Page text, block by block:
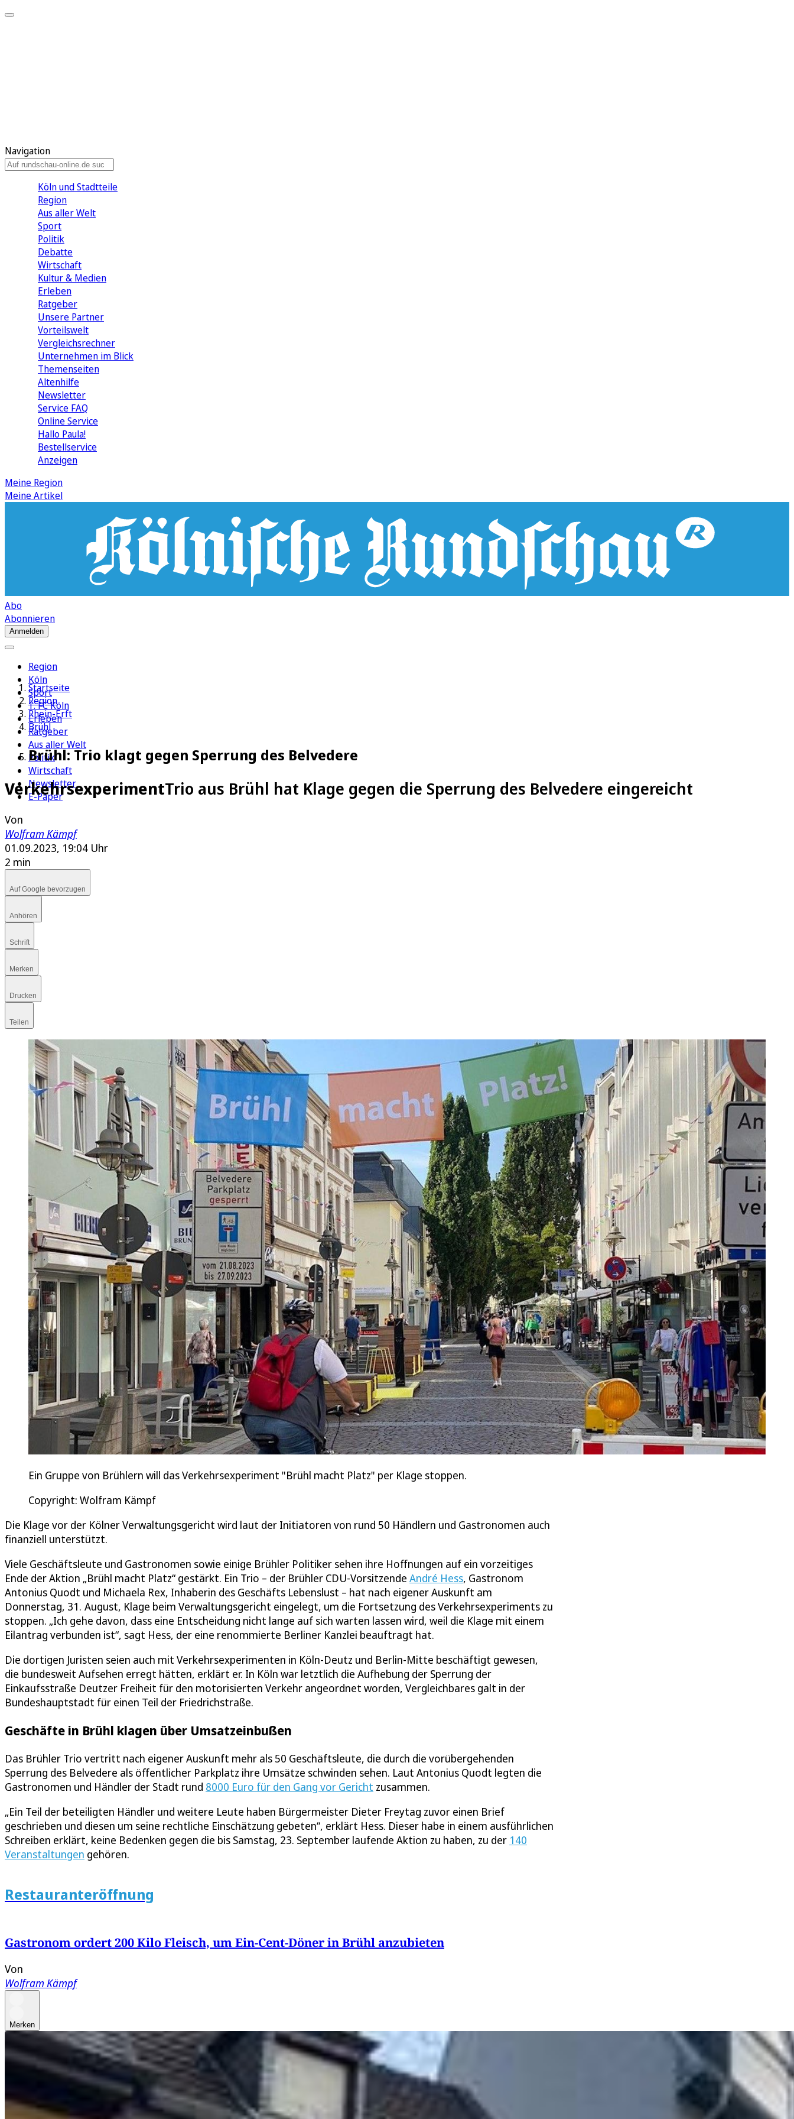
Navigation
Köln und Stadtteile
Region
Aus aller Welt
Sport
Politik
Debatte
Wirtschaft
Kultur & Medien
Erleben
Ratgeber
Unsere Partner
Vorteilswelt
Vergleichsrechner
Unternehmen im Blick
Themenseiten
Altenhilfe
Newsletter
Service FAQ
Online Service
Hallo Paula!
Bestellservice
Anzeigen
Meine Region
Meine Artikel
Abo
Abonnieren
Anmelden
Region
Köln
Sport
1. FC Köln
Erleben
Ratgeber
Aus aller Welt
Politik
Wirtschaft
Newsletter
E-Paper
Startseite
Region
Rhein-Erft
Brühl
Brühl: Trio klagt gegen Sperrung des Belvedere
VerkehrsexperimentTrio aus Brühl hat Klage gegen die Sperrung des Belvedere eingereicht
Von
Wolfram Kämpf
01.09.2023, 19:04 Uhr
2 min
Auf Google bevorzugen
Anhören
Schrift
Merken
Drucken
Teilen
Ein Gruppe von Brühlern will das Verkehrsexperiment "Brühl macht Platz" per Klage stoppen.
Copyright: Wolfram Kämpf
Die Klage vor der Kölner Verwaltungsgericht wird laut der Initiatoren von rund 50 Händlern und Gastronomen auch
finanziell unterstützt.
Viele Geschäftsleute und Gastronomen sowie einige Brühler Politiker sehen ihre Hoffnungen auf ein vorzeitiges
Ende der Aktion „Brühl macht Platz“ gestärkt. Ein Trio – der Brühler CDU-Vorsitzende André Hess, Gastronom
Antonius Quodt und Michaela Rex, Inhaberin des Geschäfts Lebenslust – hat nach eigener Auskunft am
Donnerstag, 31. August, Klage beim Verwaltungsgericht eingelegt, um die Fortsetzung des Verkehrsexperiments zu
stoppen. „Ich gehe davon, dass eine Entscheidung nicht lange auf sich warten lassen wird, weil die Klage mit einem
Eilantrag verbunden ist“, sagt Hess, der eine renommierte Berliner Kanzlei beauftragt hat.
Die dortigen Juristen seien auch mit Verkehrsexperimenten in Köln-Deutz und Berlin-Mitte beschäftigt gewesen,
die bundesweit Aufsehen erregt hätten, erklärt er. In Köln war letztlich die Aufhebung der Sperrung der
Einkaufsstraße Deutzer Freiheit für den motorisierten Verkehr angeordnet worden, Vergleichbares galt in der
Bundeshauptstadt für einen Teil der Friedrichstraße.
Geschäfte in Brühl klagen über Umsatzeinbußen
Das Brühler Trio vertritt nach eigener Auskunft mehr als 50 Geschäftsleute, die durch die vorübergehenden
Sperrung des Belvedere als öffentlicher Parkplatz ihre Umsätze schwinden sehen. Laut Antonius Quodt legten die
Gastronomen und Händler der Stadt rund 8000 Euro für den Gang vor Gericht zusammen.
„Ein Teil der beteiligten Händler und weitere Leute haben Bürgermeister Dieter Freytag zuvor einen Brief
geschrieben und diesen um seine rechtliche Einschätzung gebeten“, erklärt Hess. Dieser habe in einem ausführlichen
Schreiben erklärt, keine Bedenken gegen die bis Samstag, 23. September laufende Aktion zu haben, zu der 140
Veranstaltungen gehören.
Restauranteröffnung
Gastronom ordert 200 Kilo Fleisch, um Ein-Cent-Döner in Brühl anzubieten
Von
Wolfram Kämpf
Merken